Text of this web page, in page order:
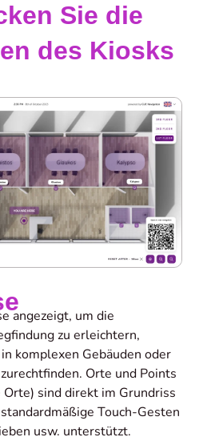
Sie die
des Kiosks
angezeigt, um die
zu erleichtern,
komplexen Gebäuden oder
Orte und Points
sind direkt im Grundriss
Touch-Gesten
usw. unterstützt.